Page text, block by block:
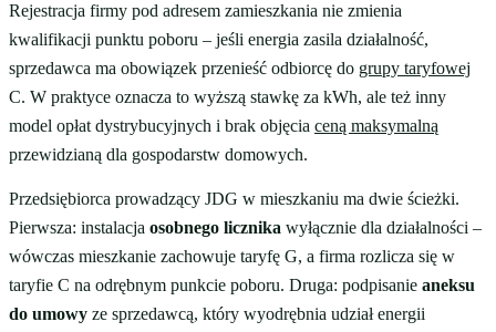
Rejestracja firmy pod adresem zamieszkania nie zmienia
kwalifikacji punktu poboru – jeśli energia zasila działalność,
sprzedawca ma obowiązek przenieść odbiorcę do grupy taryfowej
C. W praktyce oznacza to wyższą stawkę za kWh, ale też inny
model opłat dystrybucyjnych i brak objęcia ceną maksymalną
przewidzianą dla gospodarstw domowych.
Przedsiębiorca prowadzący JDG w mieszkaniu ma dwie ścieżki.
Pierwsza: instalacja osobnego licznika wyłącznie dla działalności –
wówczas mieszkanie zachowuje taryfę G, a firma rozlicza się w
taryfie C na odrębnym punkcie poboru. Druga: podpisanie aneksu
do umowy ze sprzedawcą, który wyodrębnia udział energii